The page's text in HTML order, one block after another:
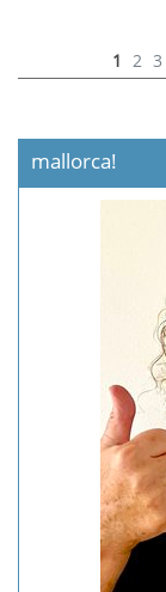
1 2 3
mallorca!